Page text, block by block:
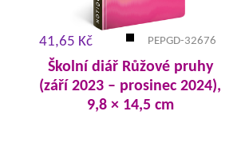
41,65 Kč PEPGD-32676
Školní diář Růžové pruhy
(září 2023 – prosinec 2024),
9,8 × 14,5 cm